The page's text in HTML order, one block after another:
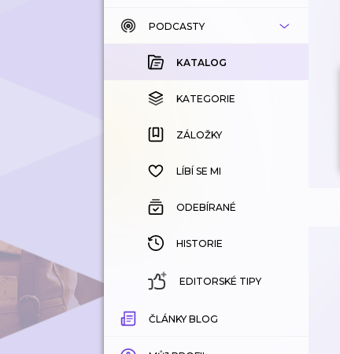
KATALOG
KOUPENÉ
KATEGORIE
ZÁLOŽKY
HISTORIE
PODCASTY
KATALOG
KATEGORIE
ZÁLOŽKY
LÍBÍ SE MI
ODEBÍRANÉ
HISTORIE
EDITORSKÉ TIPY
ČLÁNKY BLOG